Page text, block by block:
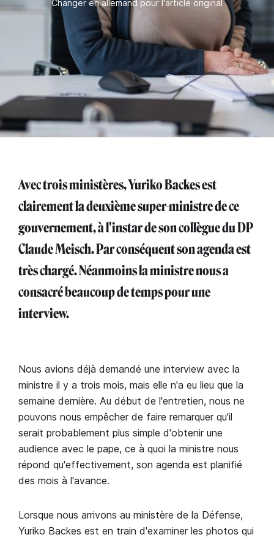
Changer en allemand pour l'article original
Avec trois ministères, Yuriko Backes est
clairement la deuxième super-ministre de ce
gouvernement, à l'instar de son collègue du DP
Claude Meisch. Par conséquent son agenda est
très chargé. Néanmoins la ministre nous a
consacré beaucoup de temps pour une
interview.
Nous avions déjà demandé une interview avec la
ministre il y a trois mois, mais elle n'a eu lieu que la
semaine dernière. Au début de l'entretien, nous ne
pouvons nous empêcher de faire remarquer qu'il
serait probablement plus simple d'obtenir une
audience avec le pape, ce à quoi la ministre nous
répond qu'effectivement, son agenda est planifié
des mois à l'avance.
Lorsque nous arrivons au ministère de la Défense,
Yuriko Backes est en train d'examiner les photos qui